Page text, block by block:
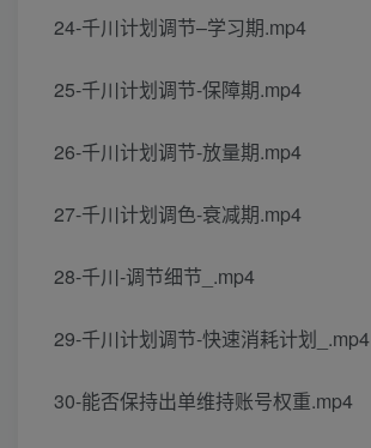
24-千川计划调节–学习期.mp4
25-千川计划调节-保障期.mp4
26-千川计划调节-放量期.mp4
27-千川计划调色-衰减期.mp4
28-千川-调节细节_.mp4
29-千川计划调节-快速消耗计划_.mp4
30-能否保持出单维持账号权重.mp4